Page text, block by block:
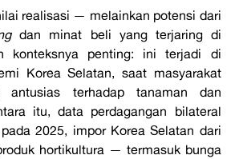
realisasi — melainkan potensi dari
dan minat beli yang terjaring di
konteksnya penting: ini terjadi di
Korea Selatan, saat masyarakat
antusias terhadap tanaman dan
itu, data perdagangan bilateral
2025, impor Korea Selatan dari
hortikultura — termasuk bunga